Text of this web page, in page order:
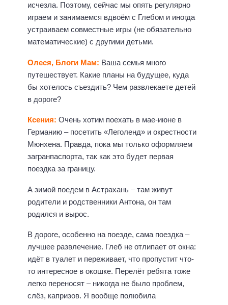
исчезла. Поэтому, сейчас мы опять регулярно
играем и занимаемся вдвоём с Глебом и иногда
устраиваем совместные игры (не обязательно
математические) с другими детьми.
Олеся, Блоги Мам: Ваша семья много
путешествует. Какие планы на будущее, куда
бы хотелось съездить? Чем развлекаете детей
в дороге?
Ксения: Очень хотим поехать в мае-июне в
Германию – посетить «Леголенд» и окрестности
Мюнхена. Правда, пока мы только оформляем
загранпаспорта, так как это будет первая
поездка за границу.
А зимой поедем в Астрахань – там живут
родители и родственники Антона, он там
родился и вырос.
В дороге, особенно на поезде, сама поездка –
лучшее развлечение. Глеб не отлипает от окна:
идёт в туалет и переживает, что пропустит что-
то интересное в окошке. Перелёт ребята тоже
легко переносят – никогда не было проблем,
слёз, капризов. Я вообще полюбила